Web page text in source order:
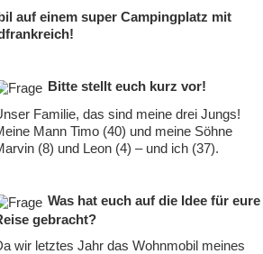
auf einem super Campingplatz mit
Bitte stellt euch kurz vor!
Familie, das sind meine drei Jungs!
Mann Timo (40) und meine Söhne
(8) und Leon (4) – und ich (37).
Was hat euch auf die Idee für eure
gebracht?
wir letztes Jahr das Wohnmobil meines